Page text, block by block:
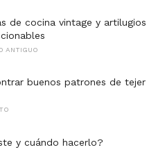
de cocina vintage y artilugios
ANTIGUO
buenos patrones de tejer
y cuándo hacerlo?